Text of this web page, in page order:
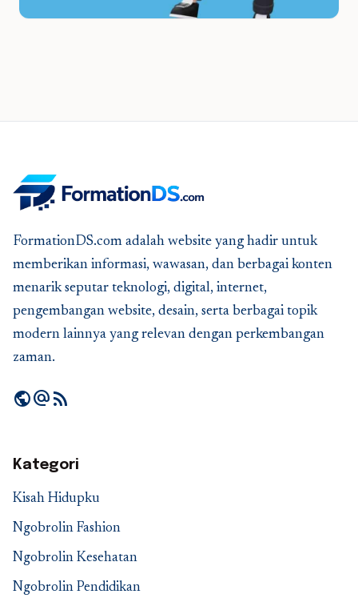
FormationDS.com adalah website yang hadir untuk
memberikan informasi, wawasan, dan berbagai konten
menarik seputar teknologi, digital, internet,
pengembangan website, desain, serta berbagai topik
modern lainnya yang relevan dengan perkembangan
zaman.
publicalternate_emailrss_feed
Kategori
Kisah Hidupku
Ngobrolin Fashion
Ngobrolin Kesehatan
Ngobrolin Pendidikan